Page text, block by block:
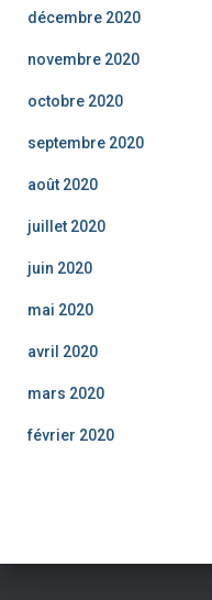
décembre 2020
novembre 2020
octobre 2020
septembre 2020
août 2020
juillet 2020
juin 2020
mai 2020
avril 2020
mars 2020
février 2020